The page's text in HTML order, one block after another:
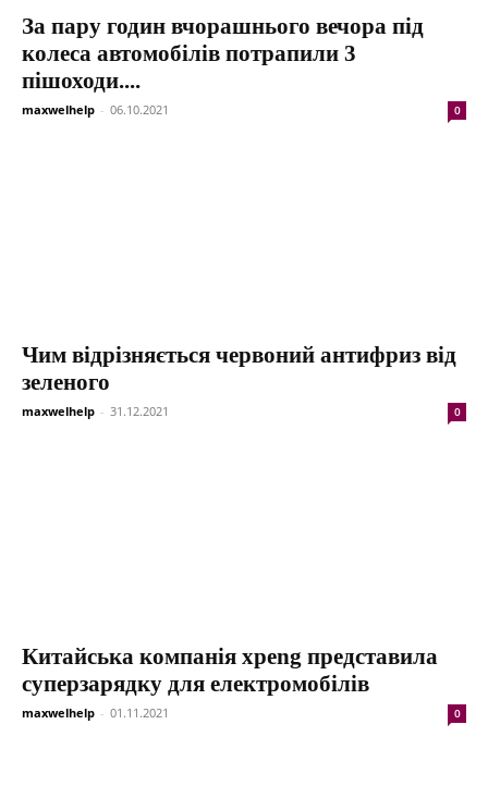
За пару годин вчорашнього вечора під
колеса автомобілів потрапили 3
пішоходи....
maxwelhelp - 06.10.2021 0
Чим відрізняється червоний антифриз від
зеленого
maxwelhelp - 31.12.2021 0
Китайська компанія xpeng представила
суперзарядку для електромобілів
maxwelhelp - 01.11.2021 0